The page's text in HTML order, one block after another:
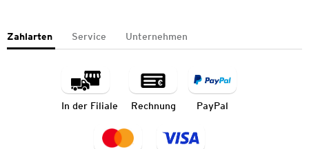
Zahlarten Service Unternehmen
In der Filiale Rechnung PayPal